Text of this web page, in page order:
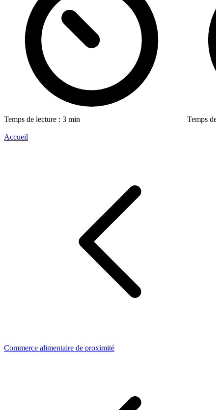
Temps de lecture : 3 min Temps de
Accueil
Commerce alimentaire de proximité